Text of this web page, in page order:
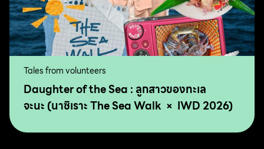
Tales from volunteers
Daughter of the Sea : ลูกสาวของทะเล
จะนะ (นาซิเราะ The Sea Walk × IWD 2026)